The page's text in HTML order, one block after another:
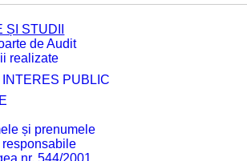
STUDII
de Audit
realizate
PUBLIC
și prenumele
nr. 544/2001